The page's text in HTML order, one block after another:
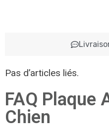
Pas d’articles liés.
FAQ Plaque
Chien